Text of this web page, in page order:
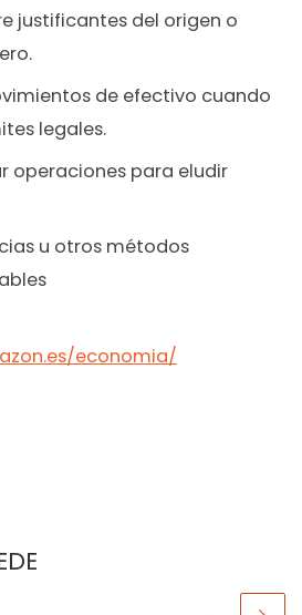
justificantes del origen o
de efectivo cuando
legales.
operaciones para eludir
u otros métodos
economia/